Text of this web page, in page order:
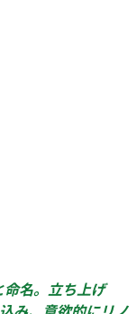
名。立ち上げ